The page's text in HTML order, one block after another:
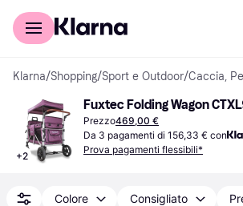
Per il tuo shopping
Klarna/Shopping/Sport e Outdoor/Caccia,
+2
Fuxtec Folding Wagon
Prezzo469,00 €
Da 3 pagamenti di 156,33 € con
Prova pagamenti flessibili*
Colore Consigliato